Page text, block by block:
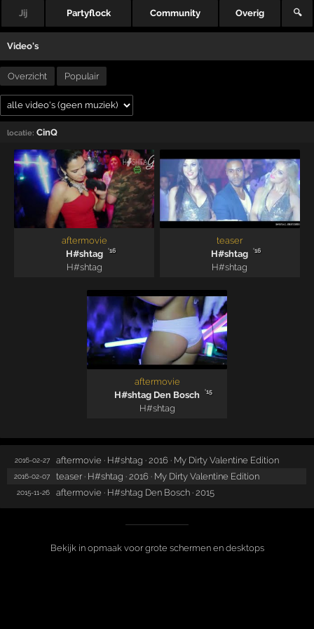
Jij Partyflock Community Overig 🔍
Video's
Overzicht Populair
locatie: CinQ
aftermovie
H#shtag
'16
H#shtag
teaser
H#shtag
'16
H#shtag
aftermovie
H#shtag Den Bosch
'15
H#shtag
2016-02-27 aftermovie · H#shtag · 2016 · My Dirty Valentine Edition
2016-02-07 teaser · H#shtag · 2016 · My Dirty Valentine Edition
2015-11-26 aftermovie · H#shtag Den Bosch · 2015
Bekijk in opmaak voor grote schermen en desktops